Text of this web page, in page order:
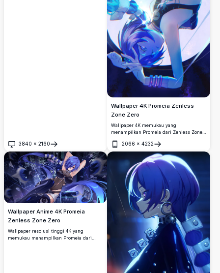
3840 × 2160
Buka
Wallpaper 4K Promeia Zenless
Zone Zero
Wallpaper 4K memukau yang
menampilkan Promeia dari Zenless Zone
nuansa biru cerah, armor futuristik, dan
efek energi bercahaya. Wallpaper resolusi
tinggi yang sempurna untuk para
penggemar game.
2066 × 4232
Buka
Wallpaper Anime 4K Promeia
Zenless Zone Zero
Wallpaper resolusi tinggi 4K yang
memukau menampilkan Promeia dari